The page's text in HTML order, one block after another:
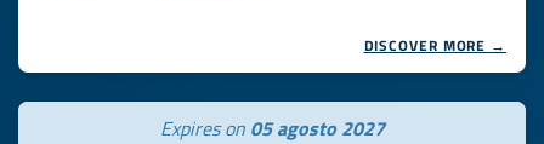
DISCOVER MORE →
Expires on 05 agosto 2027